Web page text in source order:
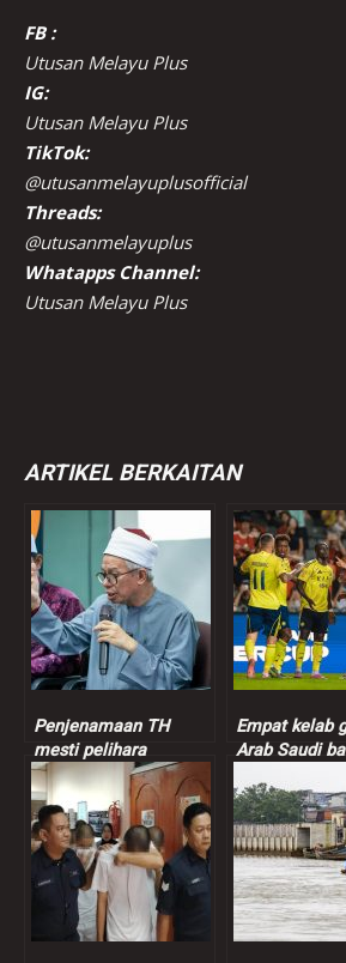
FB :
Utusan Melayu Plus
IG:
Utusan Melayu Plus
TikTok:
@utusanmelayuplusofficial
Threads:
@utusanmelayuplus
Whatapps Channel:
Utusan Melayu Plus
ARTIKEL BERKAITAN
Penjenamaan TH
mesti pelihara
sensitiviti, suara hati
pendeposit – Dr.Zulkifli
Empat kelab
Arab Saudi
termasuk
Ronaldo